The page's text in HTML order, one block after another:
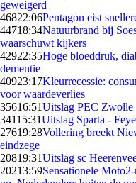
geweigerd
46822:06Pentagon eist
44718:34Natuurbrand bij
waarschuwt kijkers
42922:35Hoge bloeddruk,
dementie
40923:17Kleurrecessie:
voor waardeverlies
35616:51Uitslag PEC Zwolle
34115:31Uitslag Sparta -
27619:28Vollering breekt
eindzege
20819:31Uitslag sc
20213:59Sensationele